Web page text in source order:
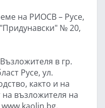
на РИОСВ – Русе,
№ 20,
в гр.
Русе, ул.
както и на
възложителя на